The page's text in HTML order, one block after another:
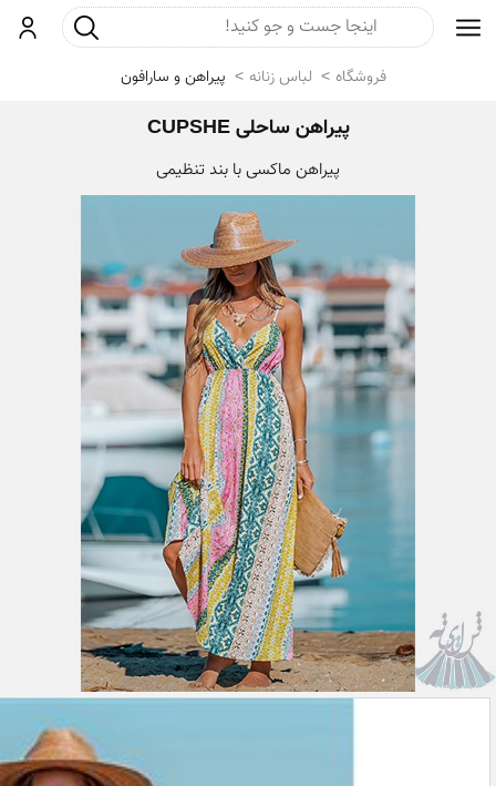
ورودجست و جو
فروشگاه لباس زنانه پیراهن و سارافون
پیراهن ساحلی CUPSHE
پیراهن ماکسی با بند تنظیمی